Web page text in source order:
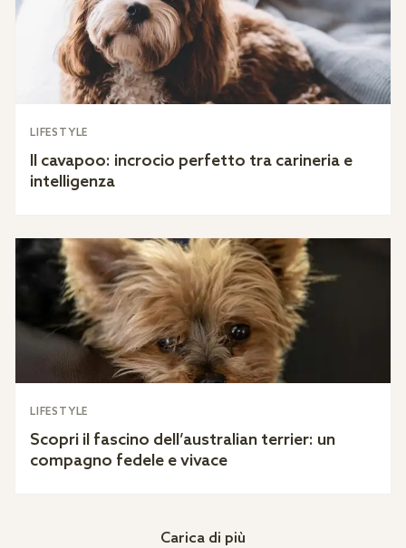
LIFESTYLE
Il cavapoo: incrocio perfetto tra carineria e
intelligenza
LIFESTYLE
Scopri il fascino dell’australian terrier: un
compagno fedele e vivace
Carica di più